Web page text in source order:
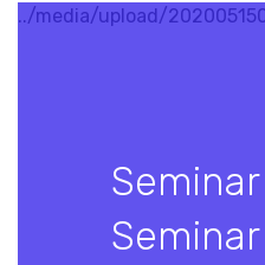
../media/upload/